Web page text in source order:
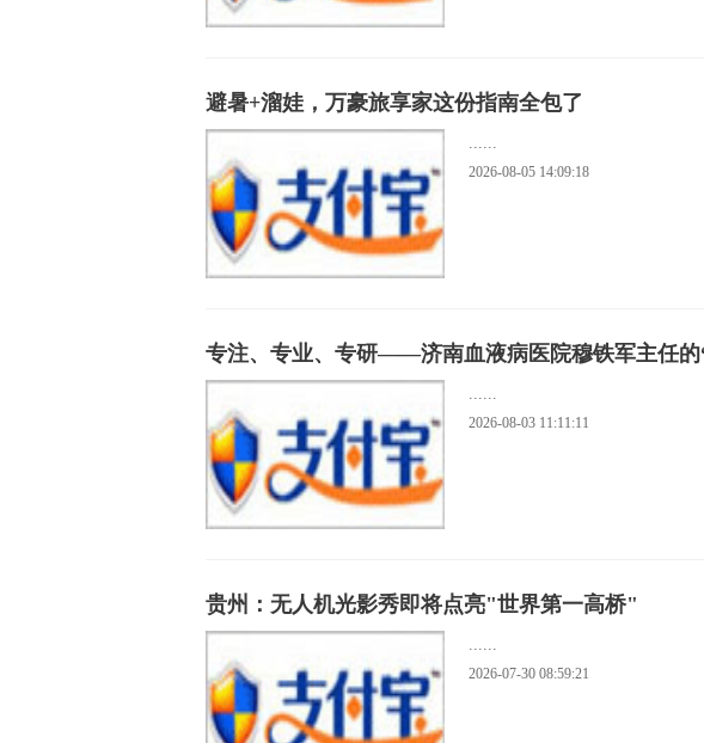
精准医疗的“狙击手”：记济南血液病医院微创介
济南血液病医院首席专家李新刚：三十余载坚守
济南血液病医院：以尖端设备与名医团队，铸就
三十载医者仁心，肿瘤患者的“定心丸”——记济南
避暑+溜娃，万豪旅享家这份指南全包了
......
2026-08-05 14:09:18
专注、专业、专研——济南血液病医院穆铁军主任的
......
2026-08-03 11:11:11
贵州：无人机光影秀即将点亮"世界第一高桥"
......
2026-07-30 08:59:21